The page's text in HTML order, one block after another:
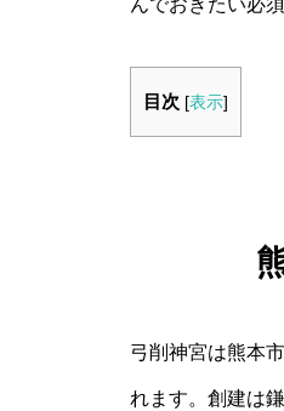
んでおきたい必
目次 [表示]
弓削神宮は熊本
れます。創建は